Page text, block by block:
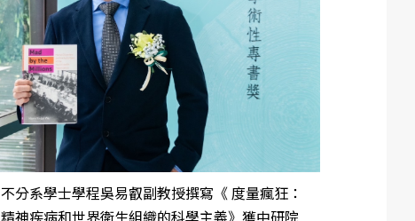
不分系學士學程吳易叡副教授撰寫《 度量瘋狂：
精神疾病和世界衛生組織的科學主義》獲中研院